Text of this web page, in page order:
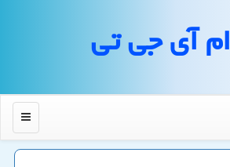
ام آی جی تی
منو